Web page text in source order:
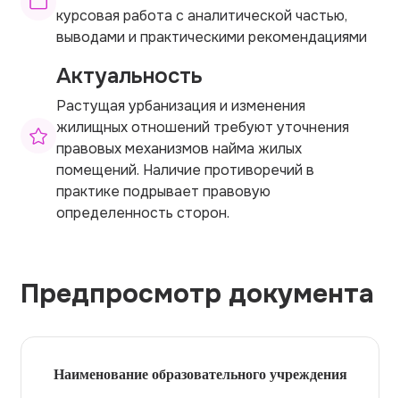
курсовая работа с аналитической частью,
выводами и практическими рекомендациями
Актуальность
Растущая урбанизация и изменения
жилищных отношений требуют уточнения
правовых механизмов найма жилых
помещений. Наличие противоречий в
практике подрывает правовую
определенность сторон.
Предпросмотр документа
Наименование образовательного учреждения